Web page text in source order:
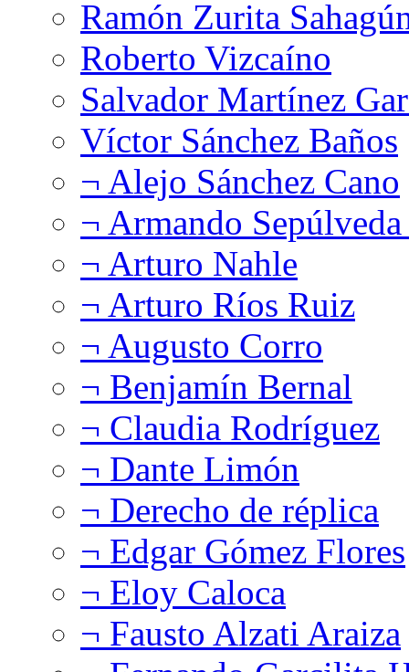
Ramón Zurita
Roberto Vizcaíno
Salvador Martínez
Víctor Sánchez Baños
¬ Alejo Sánchez Cano
¬ Armando
¬ Arturo Nahle
¬ Arturo Ríos Ruiz
¬ Augusto Corro
¬ Benjamín Bernal
¬ Claudia Rodríguez
¬ Dante Limón
¬ Derecho de réplica
¬ Edgar Gómez Flores
¬ Eloy Caloca
¬ Fausto Alzati Araiza